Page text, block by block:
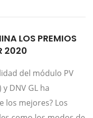
LOS PREMIOS
2020
del módulo PV
y DNV GL ha
los mejores? Los